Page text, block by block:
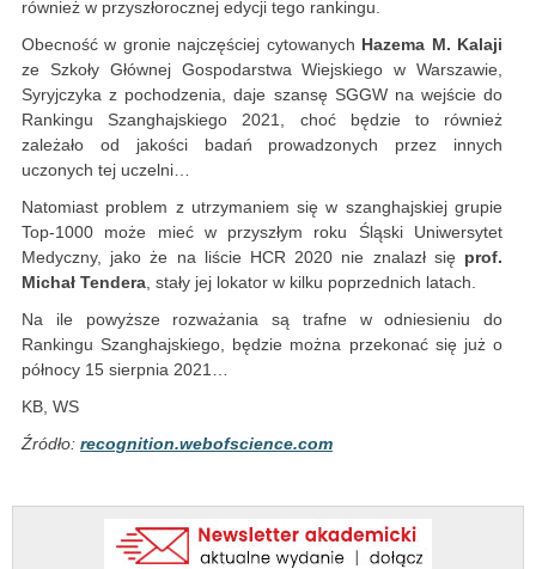
również w przyszłorocznej edycji tego rankingu.
Obecność w gronie najczęściej cytowanych Hazema M. Kalaji
ze Szkoły Głównej Gospodarstwa Wiejskiego w Warszawie,
Syryjczyka z pochodzenia, daje szansę SGGW na wejście do
Rankingu Szanghajskiego 2021, choć będzie to również
zależało od jakości badań prowadzonych przez innych
uczonych tej uczelni…
Natomiast problem z utrzymaniem się w szanghajskiej grupie
Top-1000 może mieć w przyszłym roku Śląski Uniwersytet
Medyczny, jako że na liście HCR 2020 nie znalazł się prof.
Michał Tendera, stały jej lokator w kilku poprzednich latach.
Na ile powyższe rozważania są trafne w odniesieniu do
Rankingu Szanghajskiego, będzie można przekonać się już o
północy 15 sierpnia 2021…
KB, WS
Źródło: recognition.webofscience.com